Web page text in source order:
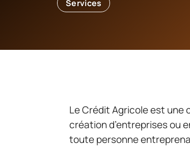
Services
Le Crédit Agricole est une
création d’entreprises ou
toute personne